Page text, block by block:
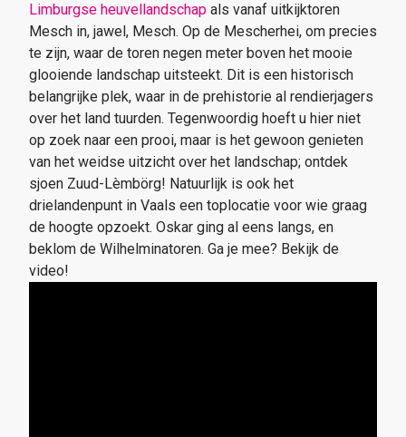
Limburgse heuvellandschap als vanaf uitkijktoren
Mesch in, jawel, Mesch. Op de Mescherhei, om precies
te zijn, waar de toren negen meter boven het mooie
glooiende landschap uitsteekt. Dit is een historisch
belangrijke plek, waar in de prehistorie al rendierjagers
over het land tuurden. Tegenwoordig hoeft u hier niet
op zoek naar een prooi, maar is het gewoon genieten
van het weidse uitzicht over het landschap; ontdek
sjoen Zuud-Lèmbörg! Natuurlijk is ook het
drielandenpunt in Vaals een toplocatie voor wie graag
de hoogte opzoekt. Oskar ging al eens langs, en
beklom de Wilhelminatoren. Ga je mee? Bekijk de
video!